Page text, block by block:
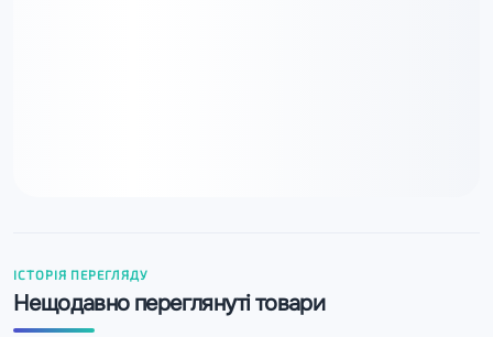
ІСТОРІЯ ПЕРЕГЛЯДУ
Нещодавно переглянуті товари